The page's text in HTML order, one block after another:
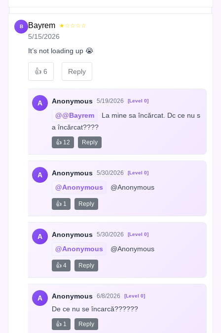
B Bayrem ★☆☆☆☆
5/15/2026
It’s not loading up 😭
👍 6 Reply
A Anonymous 5/19/2026 [Level 0]
@@Bayrem
La mine sa încărcat. Dc ce nu s
a încărcat????
👍 12 Reply
A Anonymous 5/30/2026 [Level 0]
@Anonymous @Anonymous
👍 1 Reply
A Anonymous 5/30/2026 [Level 0]
@Anonymous @Anonymous
👍 4 Reply
A Anonymous 6/8/2026 [Level 0]
De ce nu se încarcă??????
👍 1 Reply